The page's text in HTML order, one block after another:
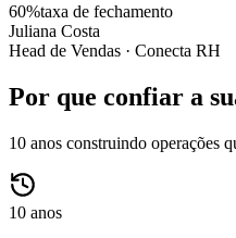
60%taxa de fechamento
Juliana Costa
Head de Vendas · Conecta RH
Por que confiar a
10 anos construindo operações
10 anos